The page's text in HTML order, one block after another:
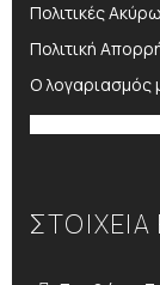
Πολιτικές
Πολιτική
Ο λογαριασμός
ΣΤΟΙΧΕΙΑ